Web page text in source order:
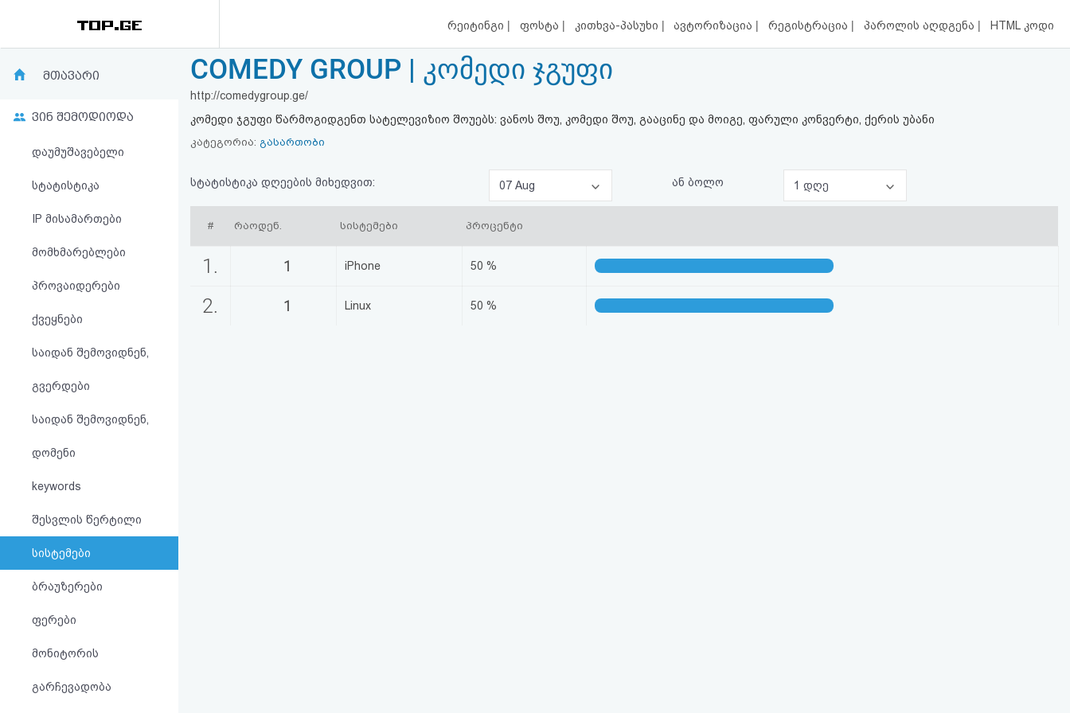
რეიტინგი | ფოსტა | კითხვა-პასუხი | ავტორიზაცია | რეგისტრაცია | პაროლის აღდგენა | HTML კოდი
რეიტინგი
კითხვა-
პასუხი
ავტორიზაცია
რეგისტრაცია
სალიცენზიო
შეთანხმება
და
პასუხისმგებლობის
მთავარი
ვინ შემოდიოდა
დაუმუშავებელი
სტატისტიკა
IP მისამართები
მომხმარებლები
პროვაიდერები
ქვეყნები
საიდან შემოვიდნენ,
გვერდები
საიდან შემოვიდნენ,
დომენი
keywords
შესვლის წერტილი
სისტემები
ბრაუზერები
ფერები
მონიტორის
გარჩევადობა
COMEDY GROUP | კომედი ჯგუფი
http://comedygroup.ge/
კომედი ჯგუფი წარმოგიდგენთ სატელევიზიო შოუებს: ვანოს შოუ, კომედი შოუ, გააცინე და მოიგე, ფარული კონვერტი, ქერის უბანი
კატეგორია: გასართობი
სტატისტიკა დღეების მიხედვით: 07 Aug ან ბოლო 1 დღე
# რაოდენ. სისტემები პროცენტი
1. 1 iPhone 50 %
2. 1 Linux 50 %